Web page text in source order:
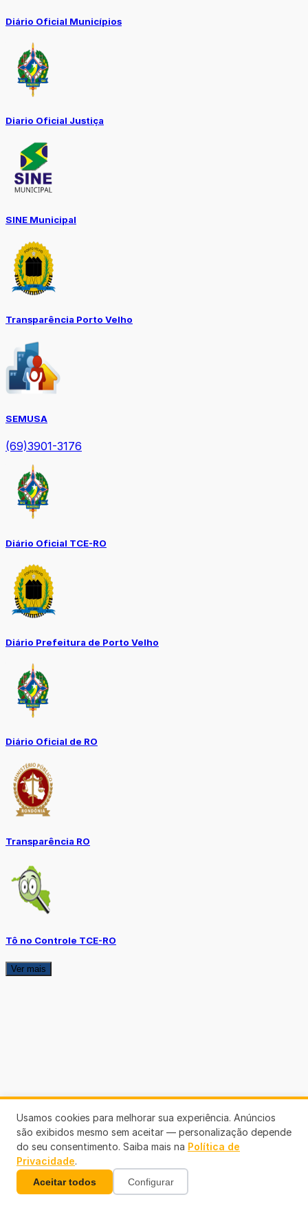
Diário Oficial Municípios
Diario Oficial Justiça
SINE Municipal
Transparência Porto Velho
SEMUSA
(69)3901-3176
Diário Oficial TCE-RO
Diário Prefeitura de Porto Velho
Diário Oficial de RO
Transparência RO
Tô no Controle TCE-RO
Ver mais
Usamos cookies para melhorar sua experiência. Anúncios
são exibidos mesmo sem aceitar — personalização depende
do seu consentimento. Saiba mais na Política de
Privacidade.
Aceitar todos Configurar